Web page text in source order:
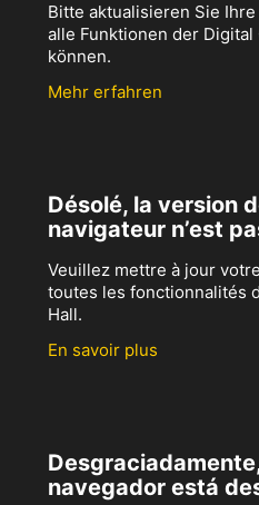
Bitte aktualisieren Sie
alle Funktionen der
können.
Mehr erfahren
Désolé, la version
navigateur n’est
Veuillez mettre à jour
toutes les fonctionnalités
Hall.
En savoir plus
navegador está